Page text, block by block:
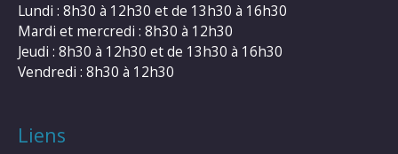
Lundi : 8h30 à 12h30 et de 13h30 à 16h30
Mardi et mercredi : 8h30 à 12h30
Jeudi : 8h30 à 12h30 et de 13h30 à 16h30
Vendredi : 8h30 à 12h30
Liens